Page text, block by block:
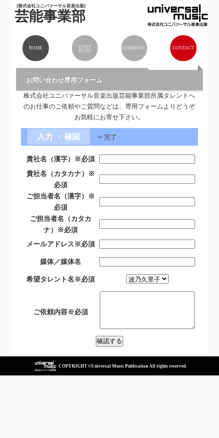
[株式会社ユニバァーサル音楽出版]
芸能事業部
HOME
STAFF
BLOG
COMPANY CONTACT
お問い合わせ専用フォーム
株式会社ユニバァーサル音楽出版芸能事業部所属タレントへ
のお仕事のご依頼やご質問などは、専用フォームよりどうぞ
お気軽にお寄せ下さい。
入力 ・ 確認 ⇒ 完了
貴社名（漢字）
※必須
貴社名（カタカナ）
※
必須
ご担当者名（漢字）
※
必須
ご担当者名（カタカ
ナ）
※必須
メールアドレス ※必須
媒体／媒体名
希望タレント名 ※必須
ご依頼内容※必須
COPYRIGHT ©Universal Music Publication All rights reserved.